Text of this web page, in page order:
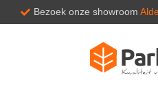
Bezoek onze showroom